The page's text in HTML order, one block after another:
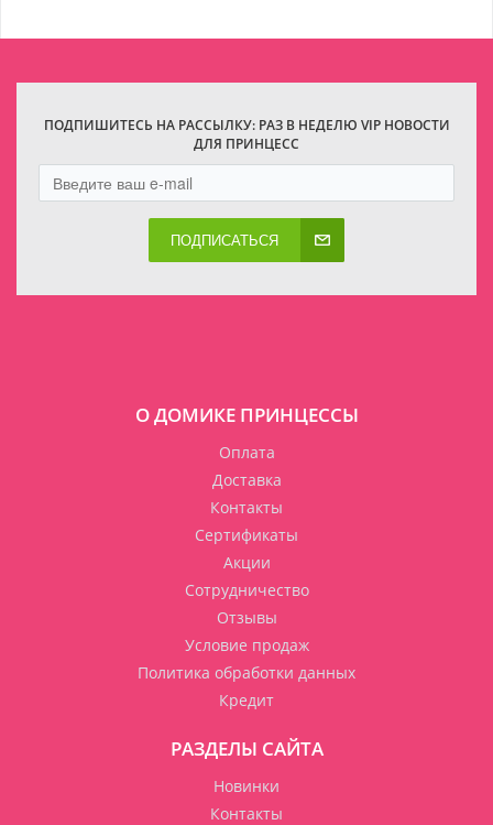
ПОДПИШИТЕСЬ НА РАССЫЛКУ: РАЗ В НЕДЕЛЮ VIP НОВОСТИ
ДЛЯ ПРИНЦЕСС
ПОДПИСАТЬСЯ
О ДОМИКЕ ПРИНЦЕССЫ
Оплата
Доставка
Контакты
Сертификаты
Акции
Сотрудничество
Отзывы
Условие продаж
Политика обработки данных
Кредит
РАЗДЕЛЫ САЙТА
Новинки
Контакты